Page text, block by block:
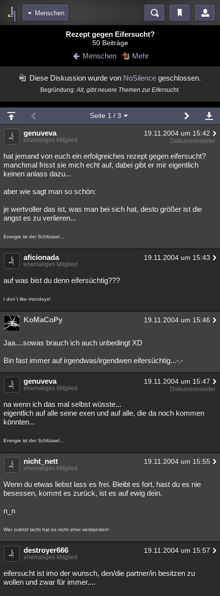
Menschen
Blogs
meine Rubriken
Wissenschaft Politik Mystery Kriminalfälle
Spiritualität Verschwörungen Technologie Ufologie
Natur Umfragen
Philosophie Träume Orte Esoterik Literatur
Übersichten
Lesenswert Schlüsselwörter
Rezept gegen Eifersucht?
50 Beiträge
Menschen Mehr
Diese Diskussion wurde von NoSilencegeschlossen.
Begründung:Alt, gibt neuere Themen zur Eifersucht.
Seite 1 / 3
genuveva 19.11.2004 um 15:42
ehemaliges Mitglied Diskussionsleiter
hat jemand von euch ein erfolgreiches rezept gegen eifersucht?
manchmal frisst sie mich echt auf, dabei gibt er mir eigentlich
keinen anlass dazu...
aber wie sagt man so schön:
je wertvoller das ist, was man bei sich hat, desto größer ist die
angst es zu verlieren...
Energie ist der Schlüssel...
aficionada 19.11.2004 um 15:43
ehemaliges Mitglied
auf was bist du denn eifersüchtig???
I don´t like mondays!
KoMaCoPy 19.11.2004 um 15:46
Jaa....sowas brauch ich auch unbedingt XD
Bin fast immer auf irgendwas/irgendwen eifersüchtig...-.-
genuveva 19.11.2004 um 15:47
ehemaliges Mitglied Diskussionsleiter
na wenn ich das mal selbst wüsste...
eigentlich auf alle seine exen und auf alle, die da noch kommen
könnten...
Energie ist der Schlüssel...
nicht_nett 19.11.2004 um 15:55
ehemaliges Mitglied
Wenn du etwas liebst lass es frei. Bleibt es fort, hast du es nie
besessen, kommt es zurück, ist es auf ewig dein.
n_n
Wer zuletzt lacht hat es nicht eher verstanden!
destroyer666 19.11.2004 um 15:57
ehemaliges Mitglied
eifersucht ist imo der wunsch, den/die partner/in besitzen zu
wollen und zwar für immer....